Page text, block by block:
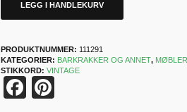
LEGG I HANDLEKURV
PRODUKTNUMMER: 111291
KATEGORIER: BARKRAKKER OG ANNET,
STIKKORD:VINTAGE
Facebook